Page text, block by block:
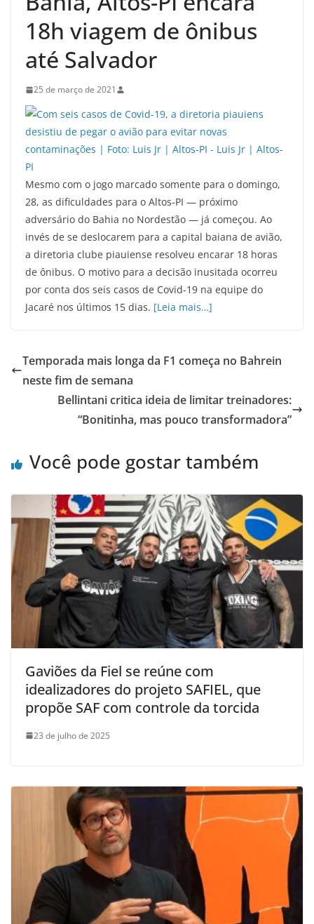
18h viagem de ônibus
até Salvador
25 de março de 2021
Mesmo com o jogo marcado somente para o domingo,
28, as dificuldades para o Altos-PI — próximo
adversário do Bahia no Nordestão — já começou. Ao
invés de se deslocarem para a capital baiana de avião,
a diretoria clube piauiense resolveu encarar 18 horas
de ônibus. O motivo para a decisão inusitada ocorreu
por conta dos seis casos de Covid-19 na equipe do
Jacaré nos últimos 15 dias. [Leia mais…]
Temporada mais longa da F1 começa no Bahrein
neste fim de semana
Bellintani critica ideia de limitar treinadores:
“Bonitinha, mas pouco transformadora”
Você pode gostar também
Gaviões da Fiel se reúne com
idealizadores do projeto SAFIEL, que
propõe SAF com controle da torcida
23 de julho de 2025